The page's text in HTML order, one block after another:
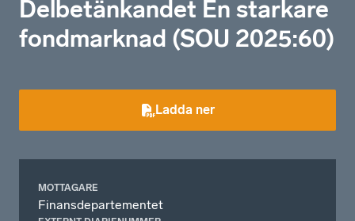
Delbetänkandet En starkare
fondmarknad (SOU 2025:60)
Ladda ner
MOTTAGARE
Finansdepartementet